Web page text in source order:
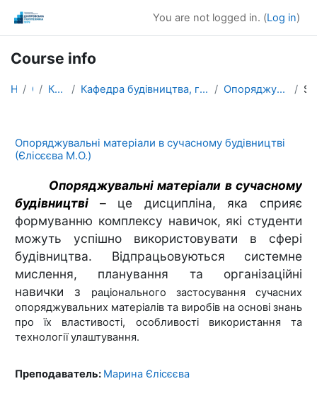
You are not logged in. (Log in)
Course info
Home Courses Кафедри / Departments Кафедра будівництва, геотехніки і геомеханіки / Department of Civil Engineering, Geotechnical Engineering, and Geomechanics Опоряджувальні матеріали в сучасному будівництві (Єлісєєва М.О.)
Опоряджувальні матеріали в сучасному будівництві
(Єлісєєва М.О.)
Опоряджувальні матеріали в сучасному
будівництві – це дисципліна, яка сприяє
формуванню комплексу навичок, які студенти
можуть успішно використовувати в сфері
будівництва. Відпрацьовуються системне
мислення, планування та організаційні
навички з раціонального застосування сучасних
опоряджувальних матеріалів та виробів на основі знань
про їх властивості, особливості використання та
технології улаштування.
Преподаватель: Марина Єлісєєва